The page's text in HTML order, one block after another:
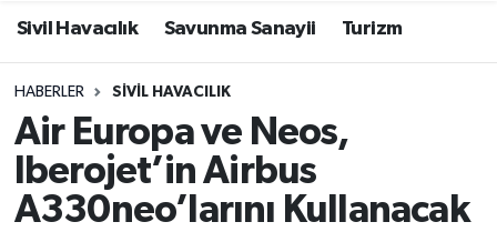
Sivil Havacılık Savunma Sanayii Turizm
HABERLER SIVIL HAVACILIK
Air Europa ve Neos,
Iberojet’in Airbus
A330neo’larını Kullanacak